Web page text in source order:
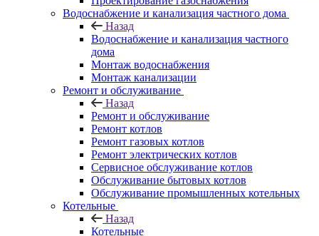
Водоснабжение и канализация частного дома
Назад
Водоснабжение и канализация частного
дома
Монтаж водоснабжения
Монтаж канализации
Ремонт и обслуживание
Назад
Ремонт и обслуживание
Ремонт котлов
Ремонт газовых котлов
Ремонт электрических котлов
Сервисное обслуживание котлов
Обслуживание бытовых котлов
Обслуживание промышленных котельных
Котельные
Назад
Котельные